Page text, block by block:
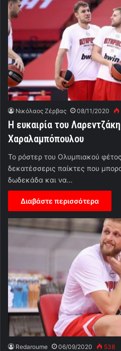
Νικόλαος Ζέρβας 08/11/2020
H ευκαιρία του
Χαραλαμπόπουλου
Το ρόστερ του Ολυμπιακού
δεκατέσσερις παίκτες που
δωδεκάδα και να…
Διαβάστε περισσότερα
Redaroume 06/09/2020 538